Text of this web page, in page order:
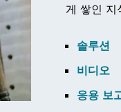
게 쌓인 지
솔루션
비디오
응용 보